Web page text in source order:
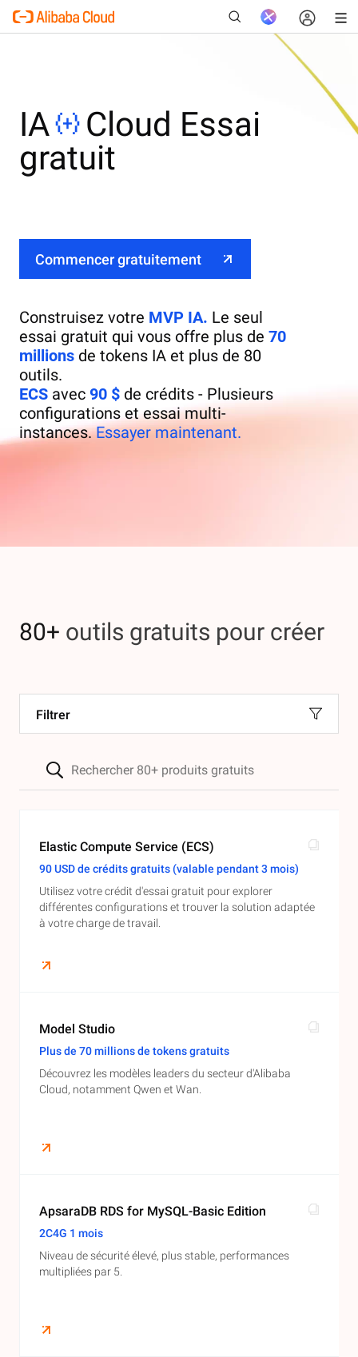
IA
Cloud Essai
gratuit
Commencer gratuitement
Construisez votre MVP IA. Le seul
essai gratuit qui vous offre plus de 70
millions de tokens IA et plus de 80
outils.
ECS avec 90 $ de crédits - Plusieurs
configurations et essai multi-
instances.Essayer maintenant.
80+ outils gratuits pour créer
Filtrer
Elastic Compute Service (ECS)
90 USD de crédits gratuits (valable pendant 3 mois)
Utilisez votre crédit d'essai gratuit pour explorer
différentes configurations et trouver la solution adaptée
à votre charge de travail.
Model Studio
Plus de 70 millions de tokens gratuits
Découvrez les modèles leaders du secteur d'Alibaba
Cloud, notamment Qwen et Wan.
ApsaraDB RDS for MySQL-Basic Edition
2C4G 1 mois
Niveau de sécurité élevé, plus stable, performances
multipliées par 5.